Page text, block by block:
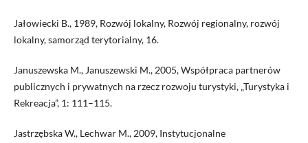
Jałowiecki B., 1989, Rozwój lokalny, Rozwój regionalny, rozwój
lokalny, samorząd terytorialny, 16.
Januszewska M., Januszewski M., 2005, Współpraca partnerów
publicznych i prywatnych na rzecz rozwoju turystyki, „Turystyka i
Rekreacja”, 1: 111–115.
Jastrzębska W., Lechwar M., 2009, Instytucjonalne